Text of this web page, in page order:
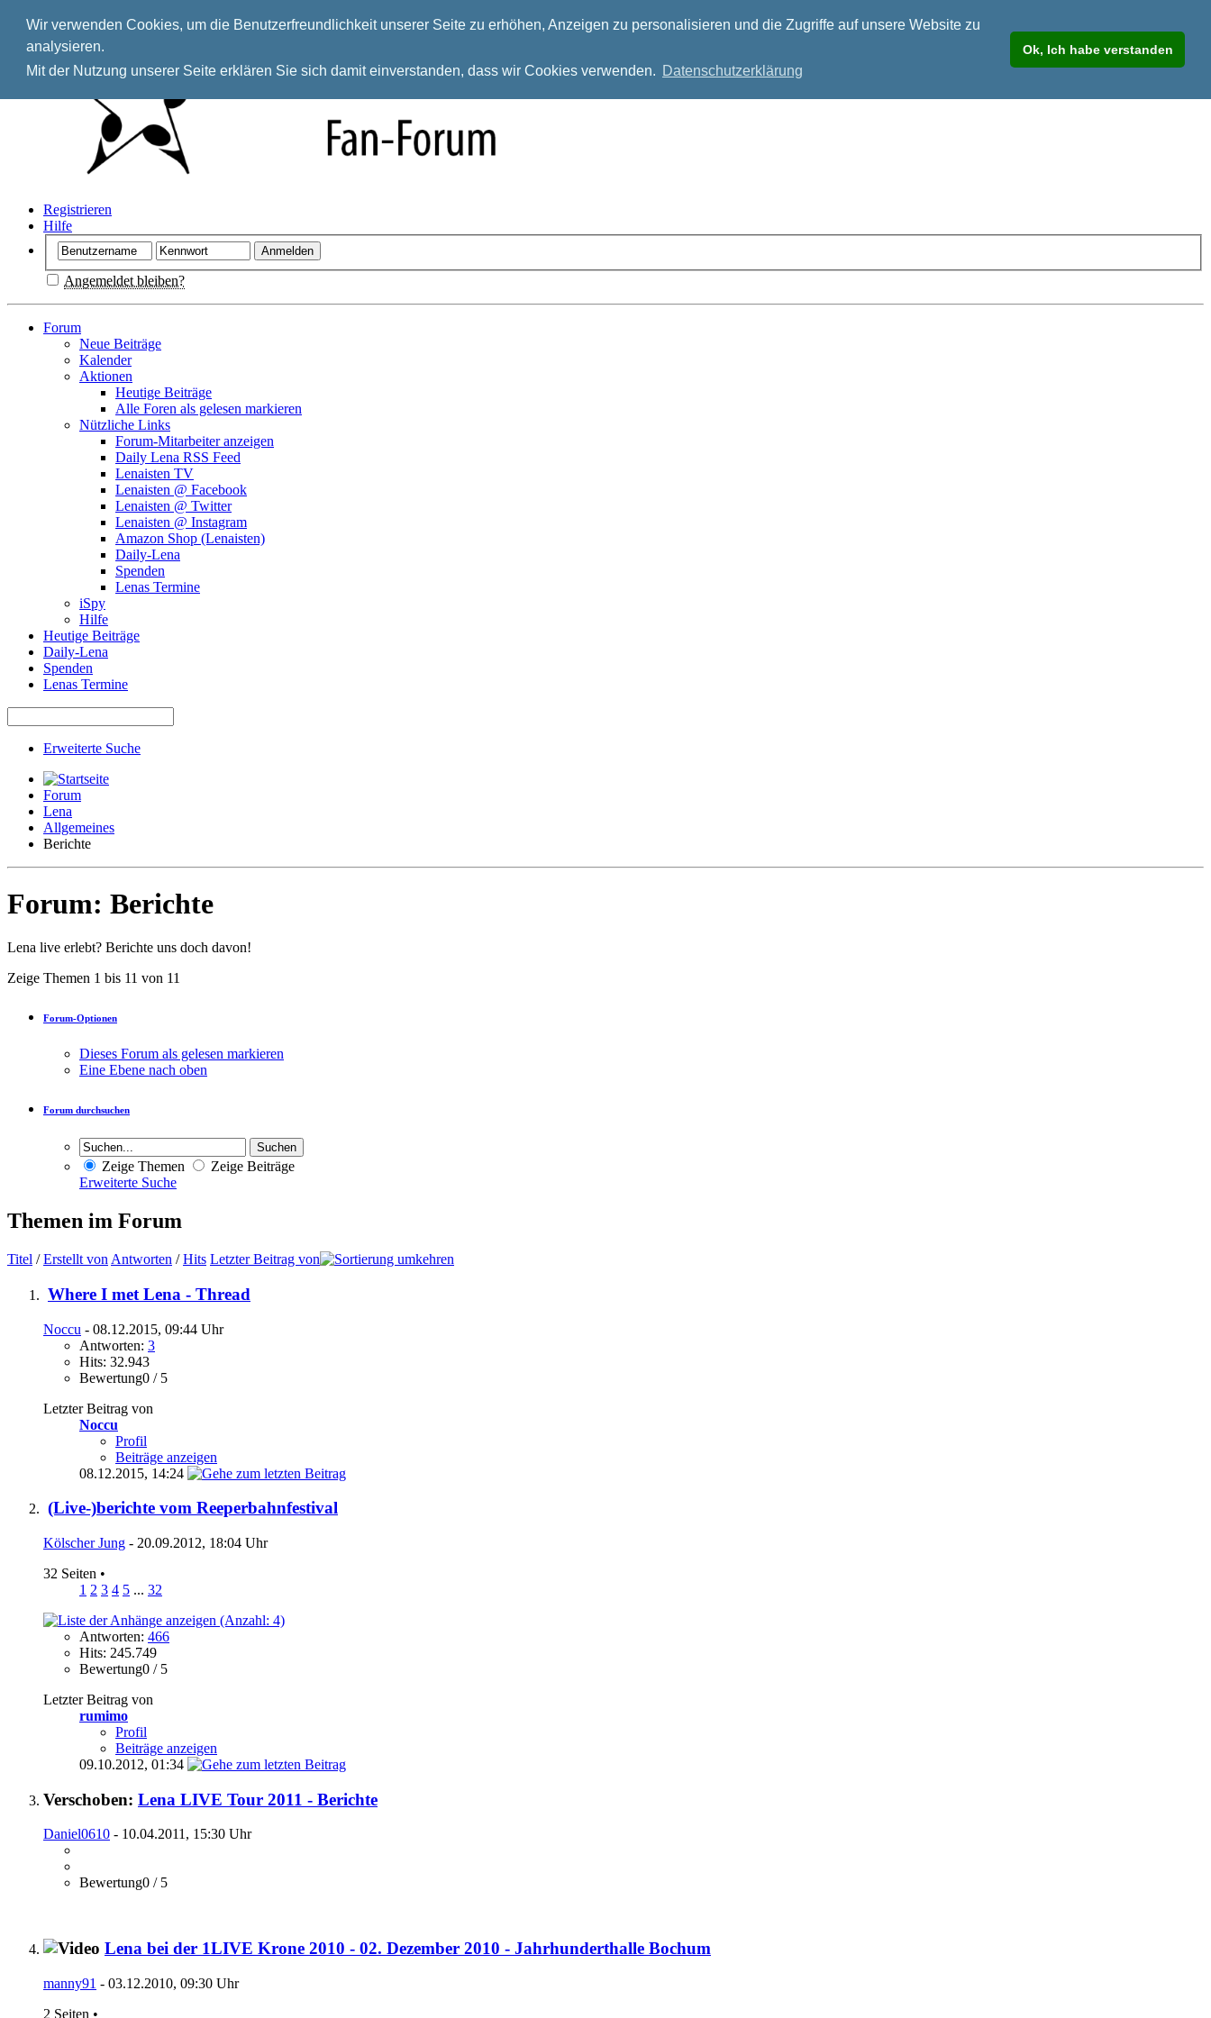
Wir verwenden Cookies, um die Benutzerfreundlichkeit unserer Seite zu erhöhen, Anzeigen zu personalisieren und die Zugriffe auf unsere Website zu
analysieren.
Mit der Nutzung unserer Seite erklären Sie sich damit einverstanden, dass wir Cookies verwenden. Datenschutzerklärung
Ok, Ich habe verstanden
Registrieren
Hilfe
Angemeldet bleiben?
Forum
Neue Beiträge
Kalender
Aktionen
Heutige Beiträge
Alle Foren als gelesen markieren
Nützliche Links
Forum-Mitarbeiter anzeigen
Daily Lena RSS Feed
Lenaisten TV
Lenaisten @ Facebook
Lenaisten @ Twitter
Lenaisten @ Instagram
Amazon Shop (Lenaisten)
Daily-Lena
Spenden
Lenas Termine
iSpy
Hilfe
Heutige Beiträge
Daily-Lena
Spenden
Lenas Termine
Erweiterte Suche
Forum
Lena
Allgemeines
Berichte
Forum: Berichte
Lena live erlebt? Berichte uns doch davon!
Zeige Themen 1 bis 11 von 11
Forum-Optionen
Dieses Forum als gelesen markieren
Eine Ebene nach oben
Forum durchsuchen
Zeige Themen
Zeige Beiträge
Erweiterte Suche
Themen im Forum
Titel /Erstellt von Antworten /Hits Letzter Beitrag von
Where I met Lena - Thread
Noccu - 08.12.2015, 09:44 Uhr
Antworten: 3
Hits: 32.943
Bewertung0 / 5
Letzter Beitrag von
Noccu
Profil
Beiträge anzeigen
08.12.2015, 14:24
(Live-)berichte vom Reeperbahnfestival
Kölscher Jung - 20.09.2012, 18:04 Uhr
32 Seiten •
1 2 3 4 5 ... 32
Antworten: 466
Hits: 245.749
Bewertung0 / 5
Letzter Beitrag von
rumimo
Profil
Beiträge anzeigen
09.10.2012, 01:34
Verschoben: Lena LIVE Tour 2011 - Berichte
Daniel0610 - 10.04.2011, 15:30 Uhr
Bewertung0 / 5
Lena bei der 1LIVE Krone 2010 - 02. Dezember 2010 - Jahrhunderthalle Bochum
manny91 - 03.12.2010, 09:30 Uhr
2 Seiten •